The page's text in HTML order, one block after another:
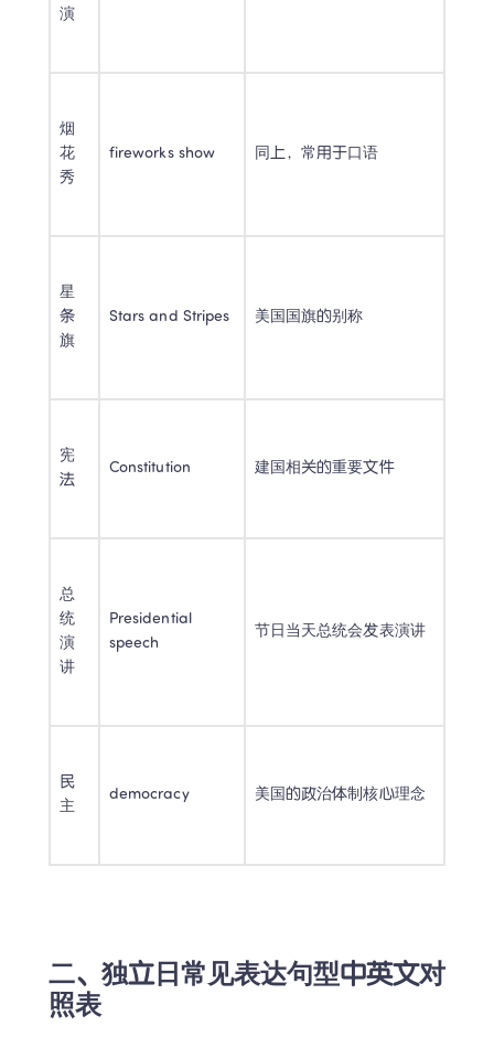
演
烟
花
秀
fireworks show 同上，常用于口语
星
条
旗
Stars and Stripes 美国国旗的别称
宪
法
Constitution 建国相关的重要文件
总
统
演
讲
Presidential
speech
节日当天总统会发表演讲
民
主
democracy 美国的政治体制核心理念
二、独立日常见表达句型中英文对
照表